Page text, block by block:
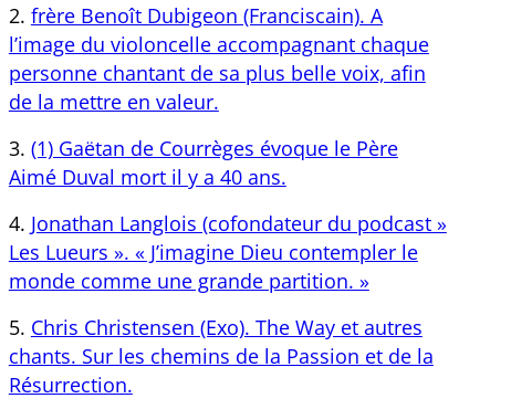
frère Benoît Dubigeon (Franciscain). A
l’image du violoncelle accompagnant chaque
personne chantant de sa plus belle voix, afin
de la mettre en valeur.
(1) Gaëtan de Courrèges évoque le Père
Aimé Duval mort il y a 40 ans.
Jonathan Langlois (cofondateur du podcast »
Les Lueurs ». « J’imagine Dieu contempler le
monde comme une grande partition. »
Chris Christensen (Exo). The Way et autres
chants. Sur les chemins de la Passion et de la
Résurrection.